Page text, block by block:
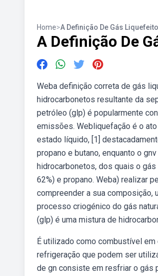
Home>A Definição De Gás
A Definição De
Weba definição correta de gás
hidrocarbonetos resultante da
petróleo (glp) é popularmente
emissões. Webliquefação é o
estado líquido, [1]
propano e butano, enquanto o
hidrocarbonetos, dos quais o
62%) e propano. Weba) realizar
compreender a sua composição,
processo criogénico do gás
(glp) é uma mistura de
É utilizado como combustível
refrigeração que podem ser
de gn consiste em resfriar o gás